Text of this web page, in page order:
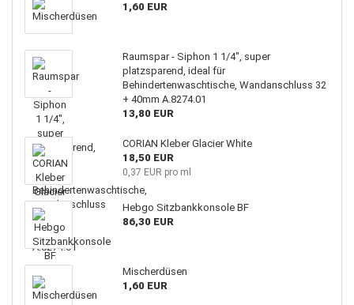
1,60 EUR
Raumspar - Siphon 1 1/4", super
platzsparend, ideal für
Behindertenwaschtische, Wandanschluss 32
+ 40mm A.8274.01
13,80 EUR
CORIAN Kleber Glacier White
18,50 EUR
0,37 EUR pro ml
Hebgo Sitzbankkonsole BF
86,30 EUR
Mischerdüsen
1,60 EUR